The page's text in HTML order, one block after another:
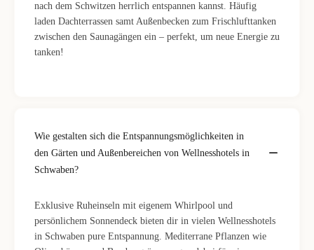
nach dem Schwitzen herrlich entspannen kannst. Häufig
laden Dachterrassen samt Außenbecken zum Frischlufttanken
zwischen den Saunagängen ein – perfekt, um neue Energie zu
tanken!
Wie gestalten sich die Entspannungsmöglichkeiten in
den Gärten und Außenbereichen von Wellnesshotels in
Schwaben?
Exklusive Ruheinseln mit eigenem Whirlpool und
persönlichem Sonnendeck bieten dir in vielen Wellnesshotels
in Schwaben pure Entspannung. Mediterrane Pflanzen wie